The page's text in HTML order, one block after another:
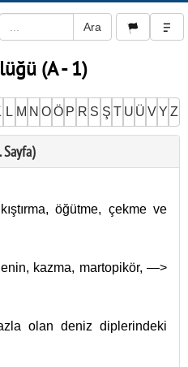
(A - 1)
L M N O Ö P R S Ş T U Ü V Y Z
öğütme, çekme ve
kazma, martopikör, —>
olan deniz diplerindeki